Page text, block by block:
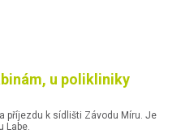
u polikliniky
příjezdu k sídlišti Závodu Míru. Je
Labe.